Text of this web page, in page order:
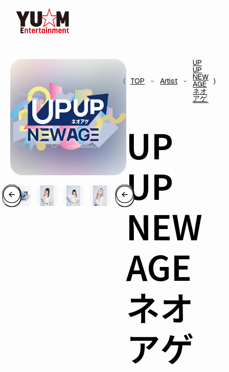
TOP Artist
UP
UP
NEW
AGE
ネオ
アゲ
UP
UP
NEW
AGE
ネオ
アゲ